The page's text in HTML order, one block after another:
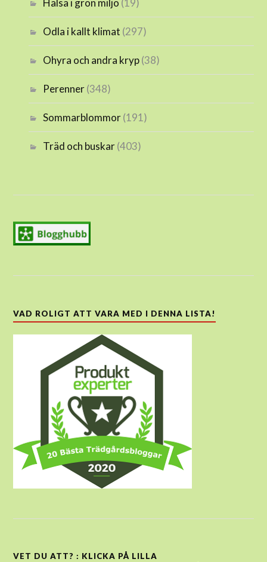
Hälsa i grön miljö (19)
Odla i kallt klimat (297)
Ohyra och andra kryp(38)
Perenner(348)
Sommarblommor(191)
Träd och buskar(403)
VAD ROLIGT ATT VARA MED I DENNA LISTA!
VET DU ATT? : KLICKA PÅ LILLA